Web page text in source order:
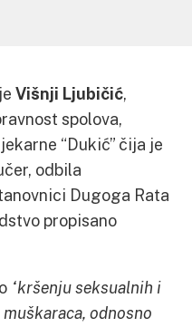
Višnji Ljubičić,
spolova,
“Dukić” čija je
odbila
Dugoga Rata
propisano
“kršenju seksualnih i
odnosno